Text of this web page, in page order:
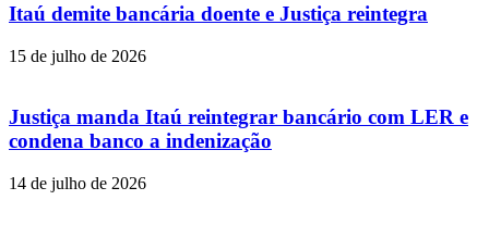
Itaú demite bancária doente e Justiça reintegra
15 de julho de 2026
Justiça manda Itaú reintegrar bancário com LER e
condena banco a indenização
14 de julho de 2026